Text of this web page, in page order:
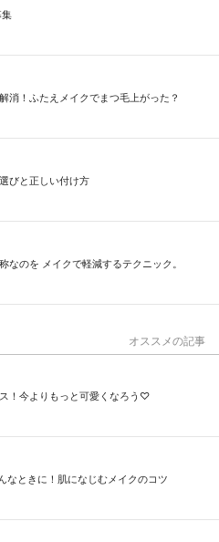
消！ふたえメイクでまつ毛上がった？
びと正しい付け方
なのを メイクで軽減するテクニック。
オススメの記事
！今よりもっと可愛くなろう♡
なときに！肌になじむメイクのコツ